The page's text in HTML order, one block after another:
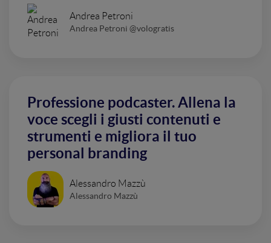
Andrea Petroni
Andrea Petroni @vologratis
Professione podcaster. Allena la
voce scegli i giusti contenuti e
strumenti e migliora il tuo
personal branding
Alessandro Mazzù
Alessandro Mazzù